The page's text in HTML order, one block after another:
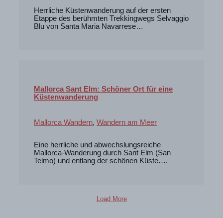
Herrliche Küstenwanderung auf der ersten
Etappe des berühmten Trekkingwegs Selvaggio
Blu von Santa Maria Navarrese…
Mallorca Sant Elm: Schöner Ort für eine
Küstenwanderung
Mallorca Wandern, Wandern am Meer
Eine herrliche und abwechslungsreiche
Mallorca-Wanderung durch Sant Elm (San
Telmo) und entlang der schönen Küste….
Load More